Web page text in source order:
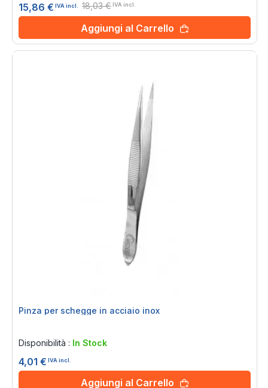
15,86 € IVA incl. 18,03 € IVA incl.
Aggiungi al Carrello
Pinza per schegge in acciaio inox
Disponibilità : In Stock
4,01 € IVA incl.
Aggiungi al Carrello